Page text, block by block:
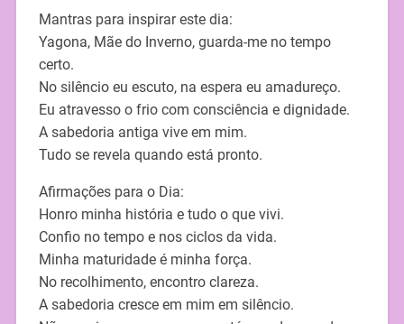
Mantras para inspirar este dia:
Yagona, Mãe do Inverno, guarda-me no tempo
certo.
No silêncio eu escuto, na espera eu amadureço.
Eu atravesso o frio com consciência e dignidade.
A sabedoria antiga vive em mim.
Tudo se revela quando está pronto.
Afirmações para o Dia:
Honro minha história e tudo o que vivi.
Confio no tempo e nos ciclos da vida.
Minha maturidade é minha força.
No recolhimento, encontro clareza.
A sabedoria cresce em mim em silêncio.